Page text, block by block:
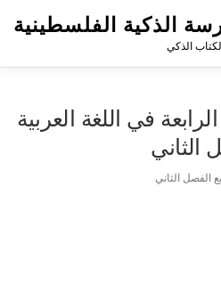
الذكية الفلسطينية
الذكي
في اللغة العربية
الثاني
الفصل الثاني